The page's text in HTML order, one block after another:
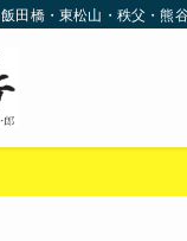
田橋・東松山・秩父・熊